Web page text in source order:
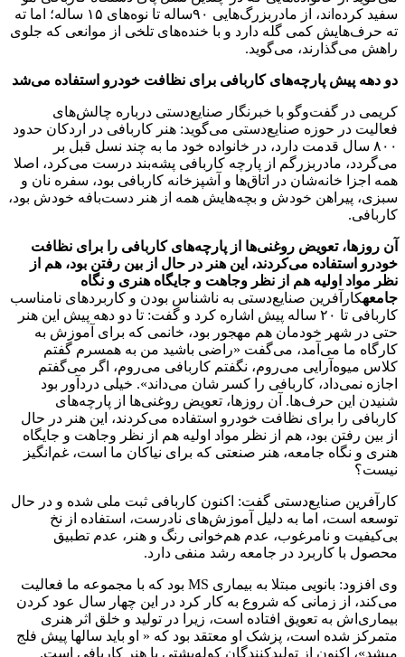
سفید کرده‌اند، از مادربزرگ‌هایی ۹۰ساله تا نوه‌های ۱۵ ساله؛ اما ته
ته حرف‌هایش کمی گله دارد و با خنده‌های تلخی از موانعی که جلوی
راهش می‌گذارند، می‌گوید.
دو دهه پیش پارچه‌های کاربافی برای نظافت خودرو استفاده می‌شد
کریمی در گفت‌وگو با خبرنگار صنایع‌دستی درباره چالش‌های
فعالیت در حوزه صنایع‌دستی می‌گوید: هنر کاربافی در اردکان حدود
۸۰۰ سال قدمت دارد، در خانواده خود ما به چند نسل قبل بر
می‌گردد، مادربزرگم از پارچه کاربافی پشه‌بند درست می‌کرد، اصلا
همه اجزا خانه‌شان در اتاق‌ها و آشپزخانه کاربافی بود، سفره نان و
سبزی، پیراهن خودش و بچه‌هایش همه از هنر دست‌بافه خودش بود،‌
کاربافی.
آن روزها، تعویض روغنی‌ها از پارچه‌های کاربافی را برای نظافت
خودرو استفاده می‌کردند، این هنر در حال از بین رفتن بود، هم از
نظر مواد اولیه هم از نظر وجاهت و جایگاه هنری و نگاه
جامعهکارآفرین صنایع‌دستی به ناشناس بودن و کاربردهای نامناسب
کاربافی تا ۲۰ ساله پیش اشاره کرد و گفت: تا دو دهه پیش این هنر
حتی در شهر خودمان هم مهجور بود، خانمی که برای آموزش به
کارگاه ما می‌آمد، می‌گفت «راضی باشید من به همسرم گفتم
کلاس میوه‌آرایی می‌روم، نگفتم کاربافی می‌روم، اگر می‌گفتم
اجازه نمی‌داد، کاربافی را کسر شان می‌داند». خیلی دردآور بود
شنیدن این حرف‌ها. آن روزها، تعویض روغنی‌ها از پارچه‌های
کاربافی را برای نظافت خودرو استفاده می‌کردند، این هنر در حال
از بین رفتن بود، هم از نظر مواد اولیه هم از نظر وجاهت و جایگاه
هنری و نگاه جامعه، هنر صنعتی که برای نیاکان ما است، غم‌انگیز
نیست؟
کارآفرین صنایع‌دستی گفت: اکنون کاربافی ثبت ملی شده و در حال
توسعه است، اما به دلیل آموزش‌های نادرست، استفاده از نخ
بی‌کیفیت و نامرغوب، عدم هم‌خوانی رنگ و هنر، عدم تطبیق
محصول با کاربرد در جامعه رشد منفی دارد.
وی افزود: بانویی مبتلا به بیماری MS بود که با مجموعه ما فعالیت
می‌کند، از زمانی که شروع به کار کرد در این چهار سال عود کردن
بیماری‌اش به تعویق افتاده است، زیرا در تولید و خلق اثر هنری
متمرکز شده است، پزشک او معتقد بود که « او باید سالها پیش فلج
میشد»، اکنون از تولیدکنندگان کوله‌پشتی با هنر کاربافی است.